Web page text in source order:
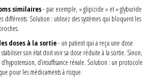
similaires- par exemple, « glipizide » et « glyburide
différents. Solution : utilisez des systèmes qui bloquent les
doses à la sortie- un patient qui a reçu une dose
son état doit voir sa dose réduite à la sortie. Sinon,
d’insuffisance rénale. Solution : un protocole
pour les médicaments à risque.